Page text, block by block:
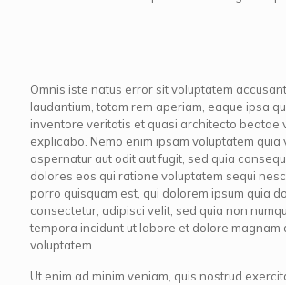
Omnis iste natus error sit voluptatem
laudantium, totam rem aperiam, eaque ipsa
inventore veritatis et quasi architecto beatae
explicabo. Nemo enim ipsam voluptatem quia
aspernatur aut odit aut fugit, sed quia
dolores eos qui ratione voluptatem sequi
porro quisquam est, qui dolorem ipsum quia
consectetur, adipisci velit, sed quia non
tempora incidunt ut labore et dolore magnam
voluptatem.
Ut enim ad minim veniam, quis nostrud